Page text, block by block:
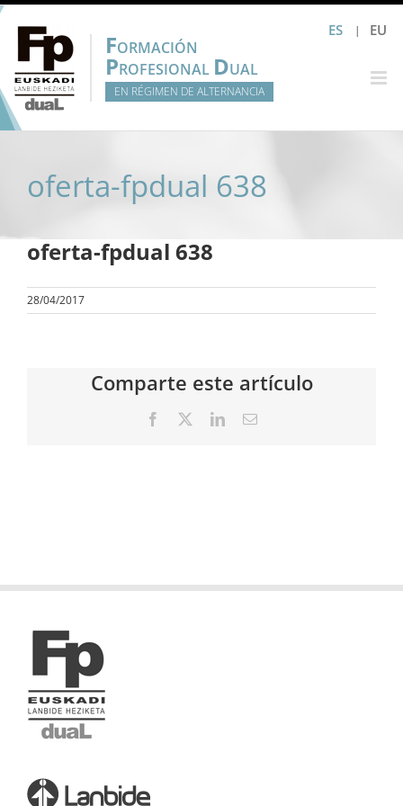
Saltar
contenido
ES EU
FORMACIÓN
PROFESIONAL DUAL
EN RÉGIMEN DE ALTERNANCIA
oferta-fpdual 638
oferta-fpdual 638
28/04/2017
Comparte este artículo
Facebook LinkedInCorreo